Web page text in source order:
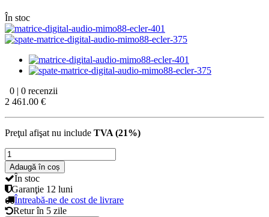
În stoc
0 | 0 recenzii
2 461.00 €
Preţul afişat nu include TVA (21%)
Adaugă în coș
În stoc
Garanţie 12 luni
Întreabă-ne de cost de livrare
Retur în 5 zile